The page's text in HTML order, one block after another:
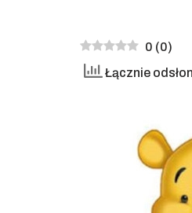
0 (0)
Łącznie